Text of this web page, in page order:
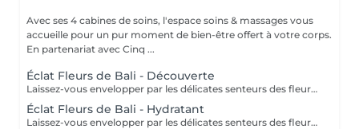
Avec ses 4 cabines de soins, l'espace soins & massages vous
accueille pour un pur moment de bien-être offert à votre corps.
En partenariat avec Cinq ...
Éclat Fleurs de Bali - Découverte
Laissez-vous envelopper par les délicates senteurs des fleurs tropicales. Ce soin visage découverte offre à votre peau un éclat naturel et sublime votre teint en douceur. La durée de la prestation (30min) inclut l'installation et le temps de relaxation intégré à nos soins (10min).
Éclat Fleurs de Bali - Hydratant
Laissez-vous envelopper par les délicates senteurs des fleurs tropicales et offrez à votre peau un moment de pure détente. Ce soin visage complet inclut un nettoyage de la peau et un massage relaxant, pour illuminer naturellement votre peau et sublimer votre teint en toute douceur. La durée de la prestation (60min) inclut l'installation et le temps de relaxation intégré à nos soins (10min).